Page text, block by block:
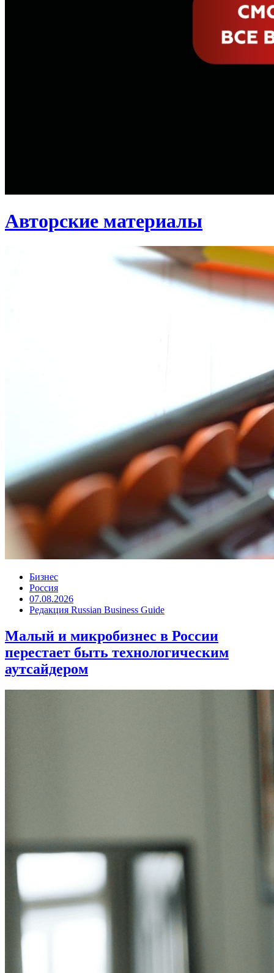
Авторские материалы
Бизнес
Россия
07.08.2026
Редакция Russian Business Guide
Малый и микробизнес в России
перестает быть технологическим
аутсайдером